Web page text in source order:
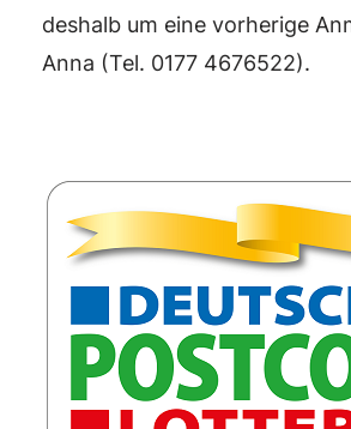
deshalb um eine vorherige
Anna (Tel. 0177 4676522).